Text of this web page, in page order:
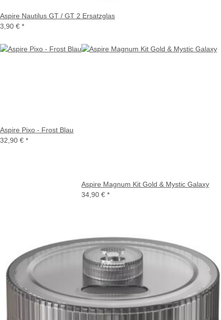
Aspire Nautilus GT / GT 2 Ersatzglas
3,90 € *
Aspire Pixo - Frost Blau
32,90 € *
Aspire Magnum Kit Gold & Mystic Galaxy
34,90 € *